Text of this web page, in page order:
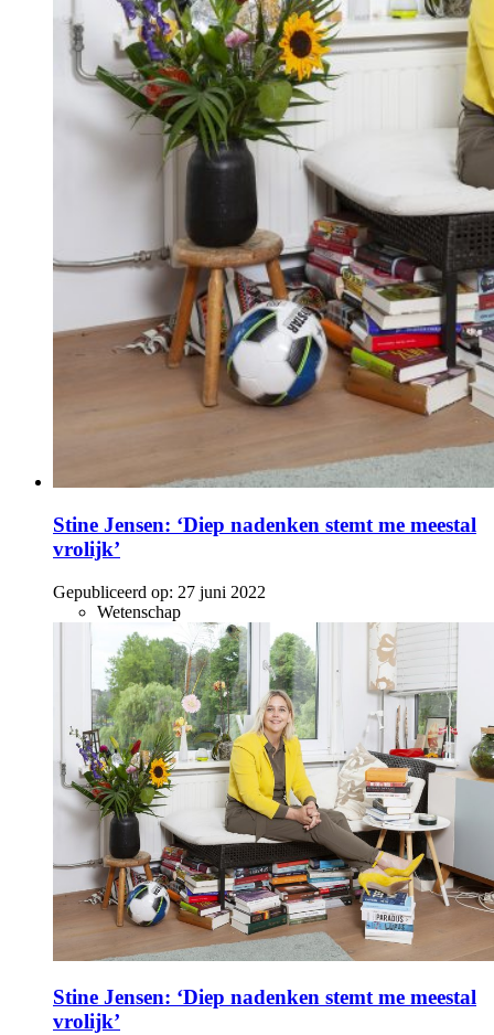
Stine Jensen: ‘Diep nadenken stemt me meestal
vrolijk’
Gepubliceerd op: 27 juni 2022
Wetenschap
Stine Jensen: ‘Diep nadenken stemt me meestal
vrolijk’